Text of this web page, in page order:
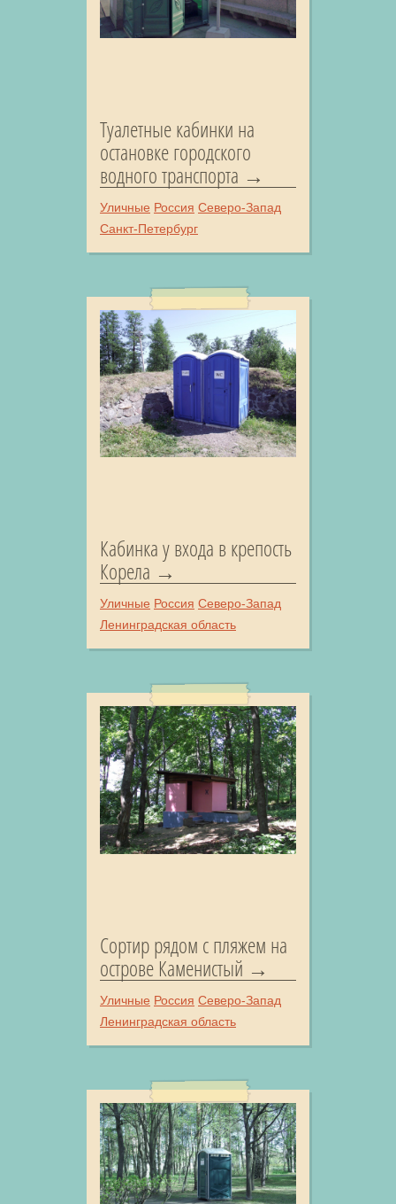
Туалетные кабинки на
остановке городского
водного транспорта
Уличные Россия Северо-Запад
Санкт-Петербург
Кабинка у входа в крепость
Корела
Уличные Россия Северо-Запад
Ленинградская область
Сортир рядом с пляжем на
острове Каменистый
Уличные Россия Северо-Запад
Ленинградская область